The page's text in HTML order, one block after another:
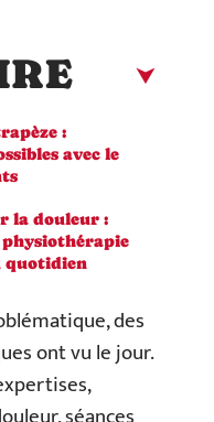
:
avec le
la douleur :
quotidien
des
ont vu le jour.